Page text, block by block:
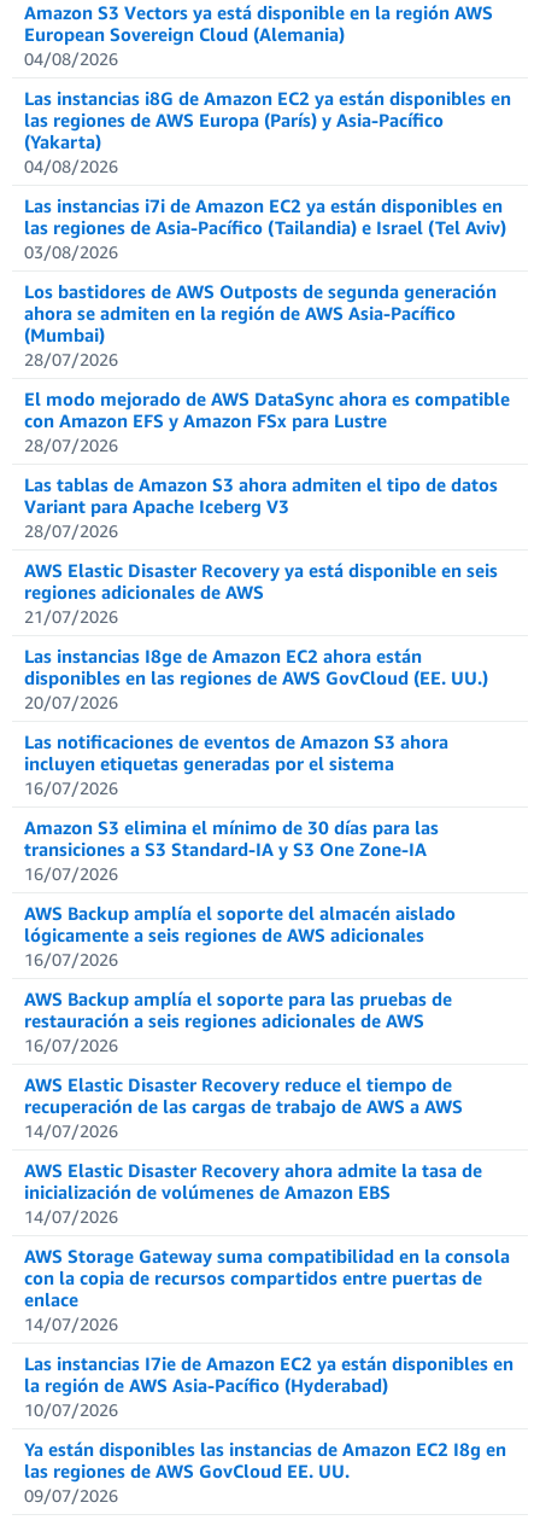
Amazon S3 Vectors ya está disponible en la región AWS
European Sovereign Cloud (Alemania)
04/08/2026
Las instancias i8G de Amazon EC2 ya están disponibles en
las regiones de AWS Europa (París) y Asia-Pacífico
(Yakarta)
04/08/2026
Las instancias i7i de Amazon EC2 ya están disponibles en
las regiones de Asia-Pacífico (Tailandia) e Israel (Tel Aviv)
03/08/2026
Los bastidores de AWS Outposts de segunda generación
ahora se admiten en la región de AWS Asia-Pacífico
(Mumbai)
28/07/2026
El modo mejorado de AWS DataSync ahora es compatible
con Amazon EFS y Amazon FSx para Lustre
28/07/2026
Las tablas de Amazon S3 ahora admiten el tipo de datos
Variant para Apache Iceberg V3
28/07/2026
AWS Elastic Disaster Recovery ya está disponible en seis
regiones adicionales de AWS
21/07/2026
Las instancias I8ge de Amazon EC2 ahora están
disponibles en las regiones de AWS GovCloud (EE. UU.)
20/07/2026
Las notificaciones de eventos de Amazon S3 ahora
incluyen etiquetas generadas por el sistema
16/07/2026
Amazon S3 elimina el mínimo de 30 días para las
transiciones a S3 Standard-IA y S3 One Zone-IA
16/07/2026
AWS Backup amplía el soporte del almacén aislado
lógicamente a seis regiones de AWS adicionales
16/07/2026
AWS Backup amplía el soporte para las pruebas de
restauración a seis regiones adicionales de AWS
16/07/2026
AWS Elastic Disaster Recovery reduce el tiempo de
recuperación de las cargas de trabajo de AWS a AWS
14/07/2026
AWS Elastic Disaster Recovery ahora admite la tasa de
inicialización de volúmenes de Amazon EBS
14/07/2026
AWS Storage Gateway suma compatibilidad en la consola
con la copia de recursos compartidos entre puertas de
enlace
14/07/2026
Las instancias I7ie de Amazon EC2 ya están disponibles en
la región de AWS Asia-Pacífico (Hyderabad)
10/07/2026
Ya están disponibles las instancias de Amazon EC2 I8g en
las regiones de AWS GovCloud EE. UU.
09/07/2026